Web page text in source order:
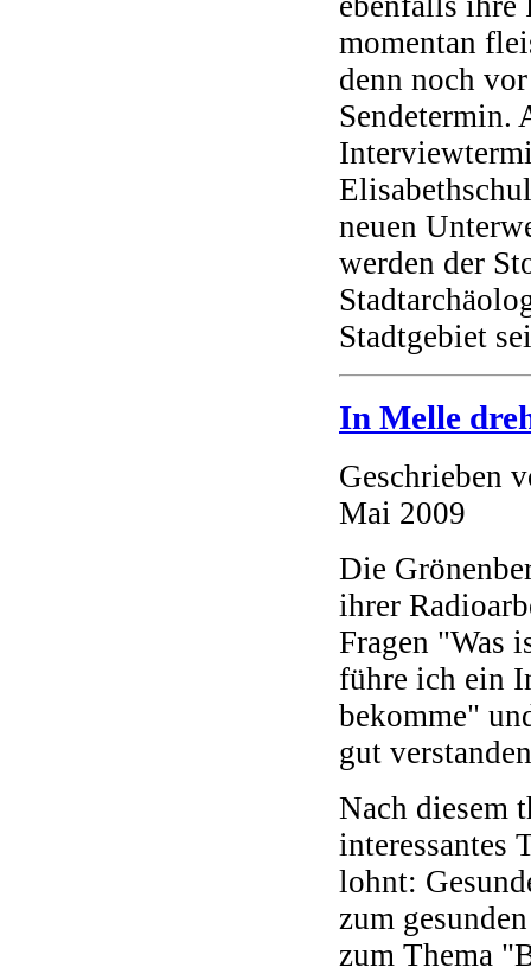
momentan
denn noch
Sendetermin.
neuen
werden der
Stadtgebiet
In Melle
Geschrieben
Mai 2009
Die
ihrer
Fragen "Was
führe ich ein
bekomme"
gut
Nach diesem
interessantes
lohnt:
zum
zum Thema